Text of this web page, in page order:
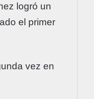
logró un
el primer
vez en